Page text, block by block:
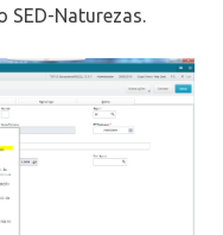
SED-Naturezas.